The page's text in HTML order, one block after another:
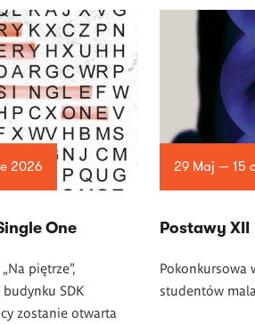
2026
One
piętrze”,
SDK
zostanie otwarta
29 Maj — 15
Postawy XII
Pokonkursowa
studentów